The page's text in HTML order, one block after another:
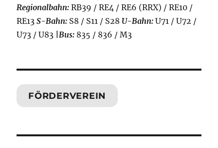
Regionalbahn: RB39 / RE4 / RE6 (RRX) / RE10 /
RE13S-Bahn: S8 / S11 / S28 U-Bahn: U71 / U72 /
U73 / U83 |Bus: 835 / 836 / M3
FÖRDERVEREIN